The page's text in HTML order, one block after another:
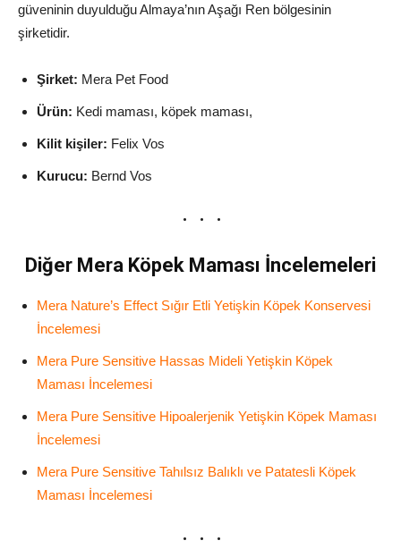
güveninin duyulduğu Almaya’nın Aşağı Ren bölgesinin
şirketidir.
Şirket: Mera Pet Food
Ürün: Kedi maması, köpek maması,
Kilit kişiler: Felix Vos
Kurucu: Bernd Vos
Diğer Mera Köpek Maması İncelemeleri
Mera Nature’s Effect Sığır Etli Yetişkin Köpek Konservesi
İncelemesi
Mera Pure Sensitive Hassas Mideli Yetişkin Köpek
Maması İncelemesi
Mera Pure Sensitive Hipoalerjenik Yetişkin Köpek Maması
İncelemesi
Mera Pure Sensitive Tahılsız Balıklı ve Patatesli Köpek
Maması İncelemesi